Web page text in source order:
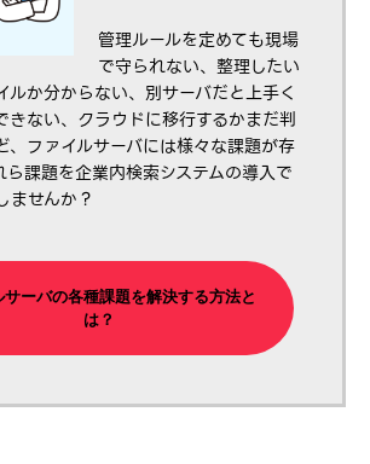
管理ルールを定めても現場
で守られない、整理したい
ルか分からない、別サーバだと上手く
きない、クラウドに移行するかまだ判
、ファイルサーバには様々な課題が存
ら課題を企業内検索システムの導入で
ませんか？
サーバの各種課題を解決する方法と
は？